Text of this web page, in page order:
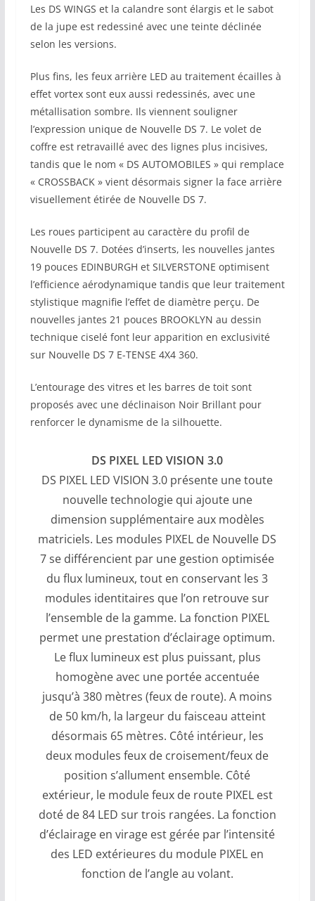
Les DS WINGS et la calandre sont élargis et le sabot
de la jupe est redessiné avec une teinte déclinée
selon les versions.
Plus fins, les feux arrière LED au traitement écailles à
effet vortex sont eux aussi redessinés, avec une
métallisation sombre. Ils viennent souligner
l’expression unique de Nouvelle DS 7. Le volet de
coffre est retravaillé avec des lignes plus incisives,
tandis que le nom « DS AUTOMOBILES » qui remplace
« CROSSBACK » vient désormais signer la face arrière
visuellement étirée de Nouvelle DS 7.
Les roues participent au caractère du profil de
Nouvelle DS 7. Dotées d’inserts, les nouvelles jantes
19 pouces EDINBURGH et SILVERSTONE optimisent
l’efficience aérodynamique tandis que leur traitement
stylistique magnifie l’effet de diamètre perçu. De
nouvelles jantes 21 pouces BROOKLYN au dessin
technique ciselé font leur apparition en exclusivité
sur Nouvelle DS 7 E-TENSE 4X4 360.
L’entourage des vitres et les barres de toit sont
proposés avec une déclinaison Noir Brillant pour
renforcer le dynamisme de la silhouette.
DS PIXEL LED VISION 3.0
DS PIXEL LED VISION 3.0 présente une toute
nouvelle technologie qui ajoute une
dimension supplémentaire aux modèles
matriciels. Les modules PIXEL de Nouvelle DS
7 se différencient par une gestion optimisée
du flux lumineux, tout en conservant les 3
modules identitaires que l’on retrouve sur
l’ensemble de la gamme. La fonction PIXEL
permet une prestation d’éclairage optimum.
Le flux lumineux est plus puissant, plus
homogène avec une portée accentuée
jusqu’à 380 mètres (feux de route). A moins
de 50 km/h, la largeur du faisceau atteint
désormais 65 mètres. Côté intérieur, les
deux modules feux de croisement/feux de
position s’allument ensemble. Côté
extérieur, le module feux de route PIXEL est
doté de 84 LED sur trois rangées. La fonction
d’éclairage en virage est gérée par l’intensité
des LED extérieures du module PIXEL en
fonction de l’angle au volant.